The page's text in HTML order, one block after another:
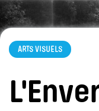
ARTS VISUELS